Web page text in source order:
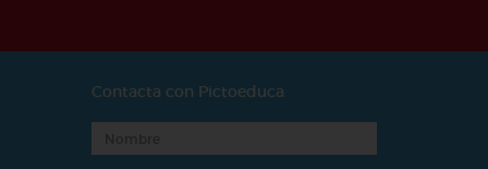
Contacta con Pictoeduca